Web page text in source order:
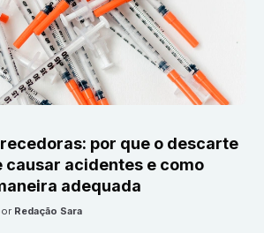
por que o descarte
causar acidentes e como
adequada
Redação Sara